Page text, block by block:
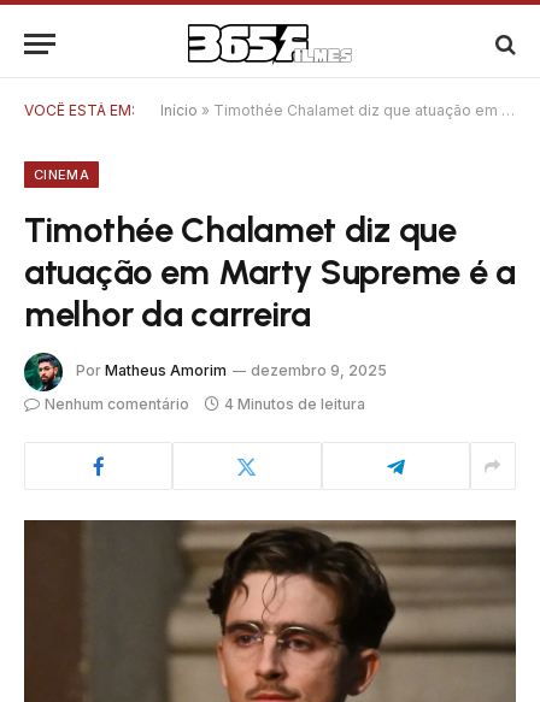
VOCÊ ESTÁ EM: Início » Timothée Chalamet diz que atuação em Marty Supreme é a melhor da carreira
CINEMA
Timothée Chalamet diz que
atuação em Marty Supreme é a
melhor da carreira
Por Matheus Amorim
dezembro 9, 2025
Nenhum comentário
4 Minutos de leitura